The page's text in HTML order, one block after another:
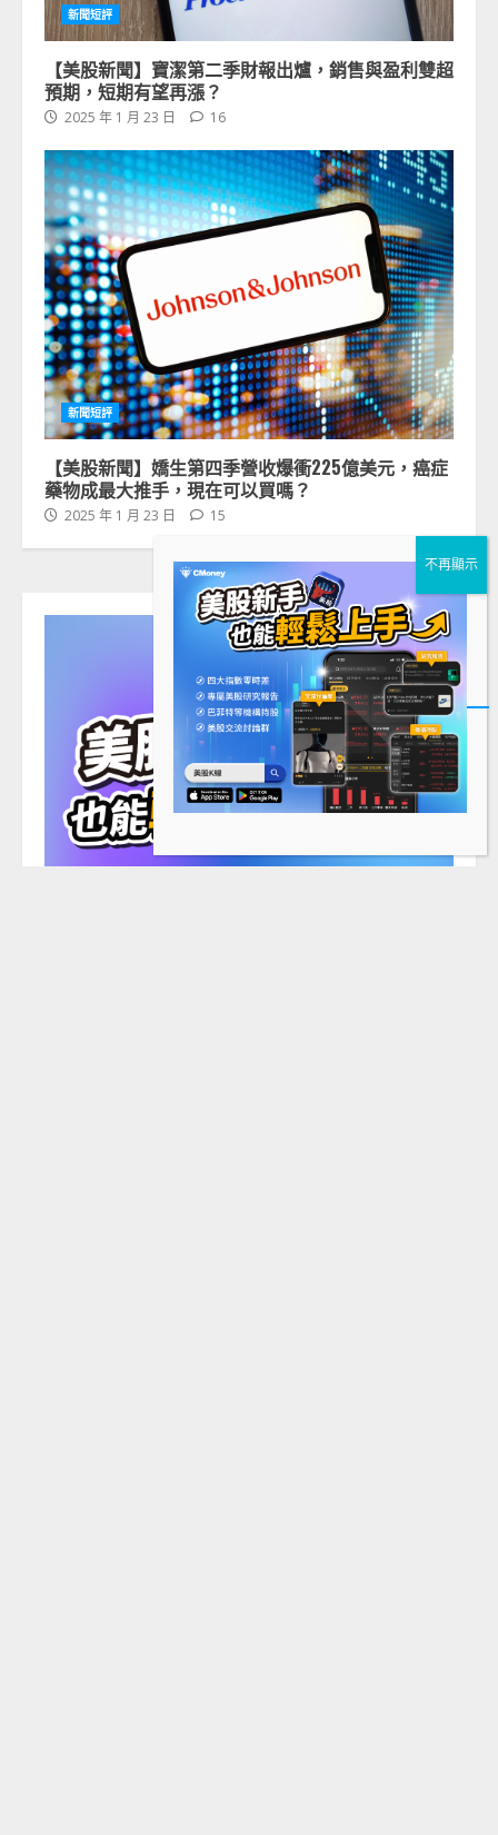
新聞短評
【美股新聞】寶潔第二季財報出爐，銷售與盈利雙超
預期，短期有望再漲？
2025 年 1 月 23 日 16
新聞短評
【美股新聞】嬌生第四季營收爆衝225億美元，癌症
藥物成最大推手，現在可以買嗎？
2025 年 1 月 23 日 15